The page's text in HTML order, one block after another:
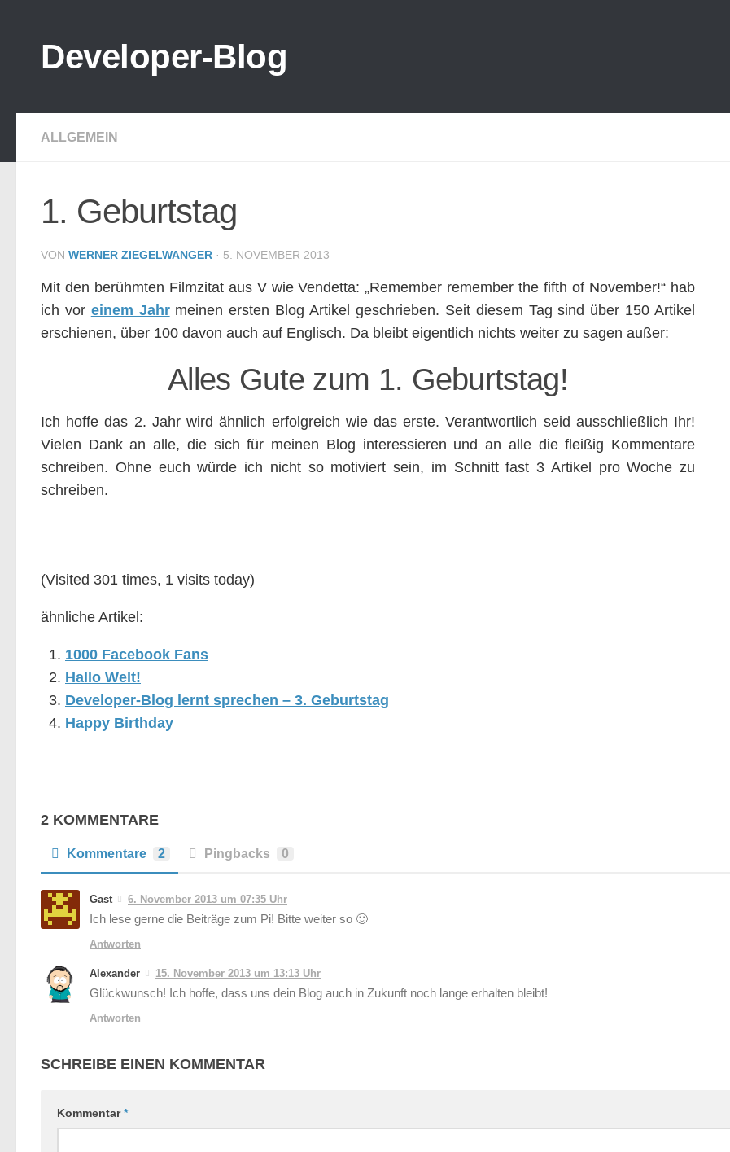
Developer-Blog
ALLGEMEIN
1. Geburtstag
VON WERNER ZIEGELWANGER · 5. NOVEMBER 2013
Mit den berühmten Filmzitat aus V wie Vendetta: „Remember remember the fifth of November!“ hab
ich vor einem Jahrmeinen ersten Blog Artikel geschrieben. Seit diesem Tag sind über 150 Artikel
erschienen, über 100 davon auch auf Englisch. Da bleibt eigentlich nichts weiter zu sagen außer:
Alles Gute zum 1. Geburtstag!
Ich hoffe das 2. Jahr wird ähnlich erfolgreich wie das erste. Verantwortlich seid ausschließlich Ihr!
Vielen Dank an alle, die sich für meinen Blog interessieren und an alle die fleißig Kommentare
schreiben. Ohne euch würde ich nicht so motiviert sein, im Schnitt fast 3 Artikel pro Woche zu
schreiben.
(Visited 301 times, 1 visits today)
ähnliche Artikel:
1000 Facebook Fans
Hallo Welt!
Developer-Blog lernt sprechen – 3. Geburtstag
Happy Birthday
2 KOMMENTARE
Kommentare 2 Pingbacks 0
Gast 6. November 2013 um 07:35 Uhr
Ich lese gerne die Beiträge zum Pi! Bitte weiter so 🙂
Antworten
Alexander 15. November 2013 um 13:13 Uhr
Glückwunsch! Ich hoffe, dass uns dein Blog auch in Zukunft noch lange erhalten bleibt!
Antworten
SCHREIBE EINEN KOMMENTAR
Kommentar*